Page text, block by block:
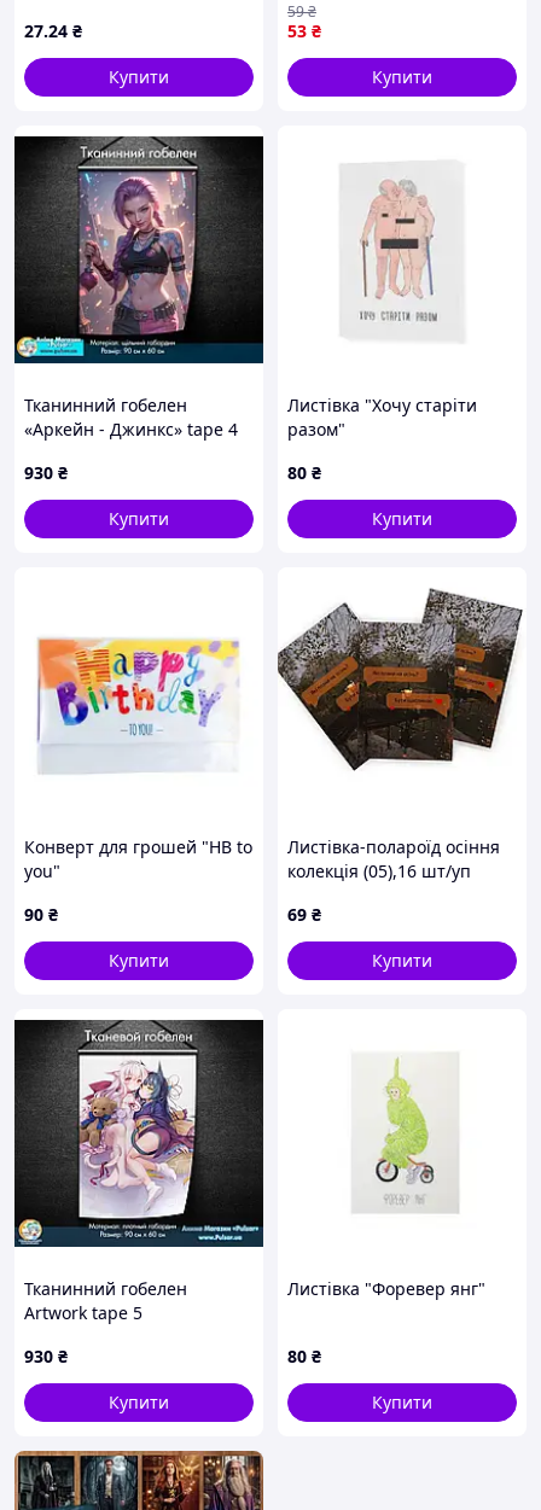
27.24 ₴
Купити
53 ₴
59₴
Купити
Тканинний гобелен
«Аркейн - Джинкс» tape 4
930 ₴
Купити
Листівка "Хочу старіти
разом"
80 ₴
Купити
Конверт для грошей "HB to
you"
90 ₴
Купити
Листівка-полароїд осіння
колекція (05),16 шт/уп
69 ₴
Купити
Тканинний гобелен
Artwork tape 5
930 ₴
Купити
Листівка "Форевер янг"
80 ₴
Купити